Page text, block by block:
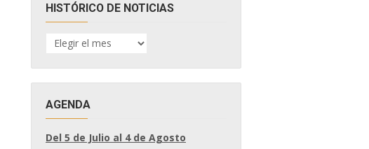
HISTÓRICO DE NOTICIAS
HISTÓRICO
DE
AGENDA
Del 5 de Julio al 4 de Agosto